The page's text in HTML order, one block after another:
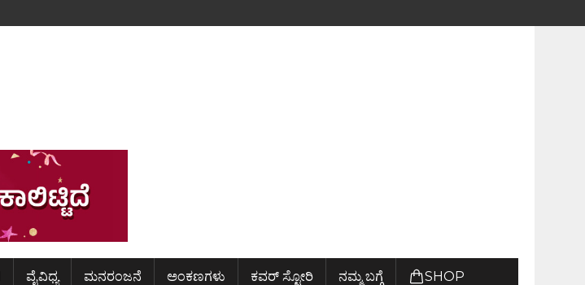
ವೈವಿಧ್ಯ ಮನರಂಜನೆ ಅಂಕಣಗಳು ಕವರ್ ಸ್ಟೋರಿ ನಮ್ಮ ಬಗ್ಗೆ SHOP